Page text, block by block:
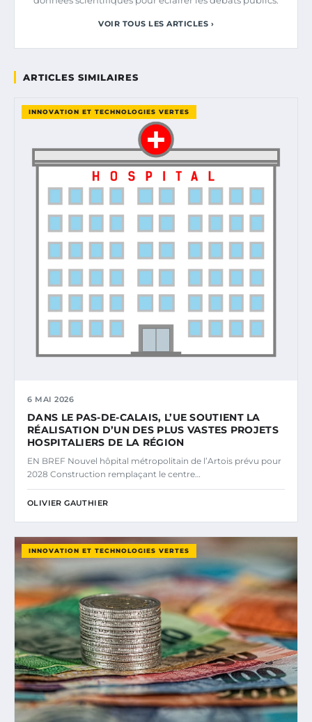
VOIR TOUS LES ARTICLES ›
ARTICLES SIMILAIRES
INNOVATION ET TECHNOLOGIES VERTES
6 MAI 2026
DANS LE PAS-DE-CALAIS, L’UE SOUTIENT LA
RÉALISATION D’UN DES PLUS VASTES PROJETS
HOSPITALIERS DE LA RÉGION
EN BREF Nouvel hôpital métropolitain de l’Artois prévu pour
2028 Construction remplaçant le centre…
OLIVIER GAUTHIER
INNOVATION ET TECHNOLOGIES VERTES